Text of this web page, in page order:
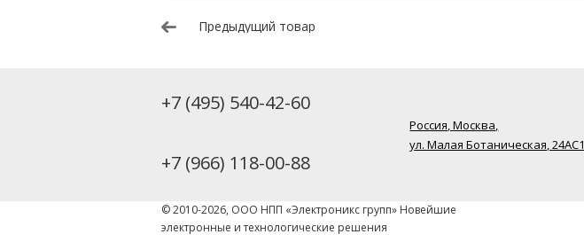
Предыдущий товар
+7 (495) 540-42-60
+7 (966) 118-00-88
Россия, Москва,
ул. Малая Ботаническая, 24AC1
© 2010-2026, ООО НПП «Электроникс групп» Новейшие
электронные и технологические решения